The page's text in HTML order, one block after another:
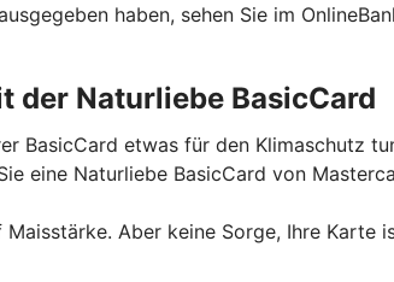
haben, sehen Sie im
der Naturliebe BasicCard
BasicCard etwas für den Klimaschutz
eine Naturliebe BasicCard von
Aber keine Sorge, Ihre